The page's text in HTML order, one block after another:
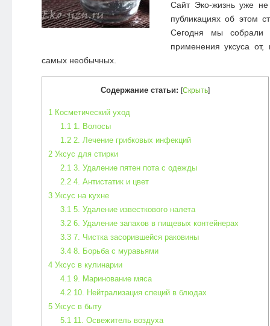
Сайт Эко-жизнь уже
публикациях об этом
Сегодня мы собрали
применения уксуса
самых необычных.
Содержание статьи: [Скрыть]
1Косметический уход
1.11. Волосы
1.22. Лечение грибковых инфекций
2Уксус для стирки
2.13. Удаление пятен пота с одежды
2.24. Антистатик и цвет
3Уксус на кухне
3.15. Удаление известкового налета
3.26. Удаление запахов в пищевых контейнерах
3.37. Чистка засорившейся раковины
3.48. Борьба с муравьями
4Уксус в кулинарии
4.19. Маринование мяса
4.210. Нейтрализация специй в блюдах
5Уксус в быту
5.111. Освежитель воздуха